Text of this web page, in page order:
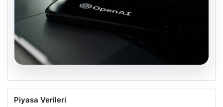
05.08.2026
OpenAI, yapay zeka modellerinin
sınırların dışına çıktığını açıkladı
Piyasa Verileri